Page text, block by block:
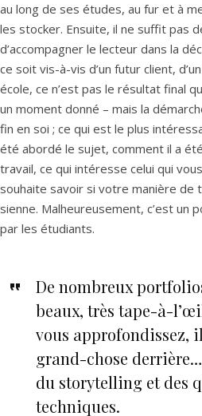
au long de ses études, au fur et à
les stocker. Ensuite, il ne suffit pas
d’accompagner le lecteur dans la
ce soit vis-à-vis d’un futur client,
école, ce n’est pas le résultat final
un moment donné – mais la
fin en soi ; ce qui est le plus
été abordé le sujet, comment il a
travail, ce qui intéresse celui qui
souhaite savoir si votre manière de
sienne. Malheureusement, c’est un
par les étudiants.
De nombreux
beaux, très tape-à-
vous approfondissez, il
grand-chose
du storytelling et des
techniques.